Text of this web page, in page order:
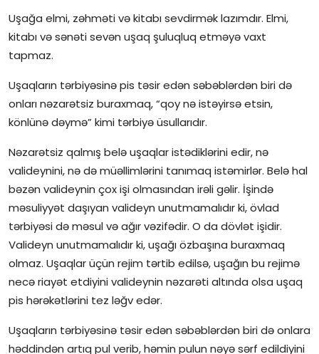
Uşağa elmi, zəhməti və kitabı sevdirmək lazımdır. Elmi,
kitabı və sənəti sevən uşaq şuluqluq etməyə vaxt
tapmaz.
Uşaqların tərbiyəsinə pis təsir edən səbəblərdən biri də
onları nəzarətsiz buraxmaq, “qoy nə istəyirsə etsin,
könlünə dəymə” kimi tərbiyə üsullarıdır.
Nəzarətsiz qalmış belə uşaqlar istədiklərini edir, nə
valideynini, nə də müəllimlərini tanımaq istəmirlər. Belə hal
bəzən valideynin çox işi olmasından irəli gəlir. İşində
məsuliyyət daşıyan valideyn unutmamalıdır ki, övlad
tərbiyəsi də məsul və ağır vəzifədir. O da dövlət işidir.
Valideyn unutmamalıdır ki, uşağı özbaşına buraxmaq
olmaz. Uşaqlar üçün rejim tərtib edilsə, uşağın bu rejimə
necə riayət etdiyini valideynin nəzarəti altında olsa uşaq
pis hərəkətlərini tez ləğv edər.
Uşaqların tərbiyəsinə təsir edən səbəblərdən biri də onlara
həddindən artıq pul verib, həmin pulun nəyə sərf edildiyini